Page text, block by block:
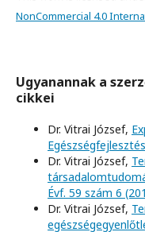
NonCommercial 4.0
Ugyanannak a
cikkei
Dr. Vitrai József,
Dr. Vitrai József,
Évf. 59 szám 6
Dr. Vitrai József,